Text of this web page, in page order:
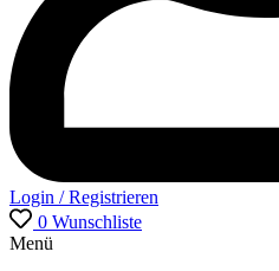
Login / Registrieren
0 Wunschliste
Menü